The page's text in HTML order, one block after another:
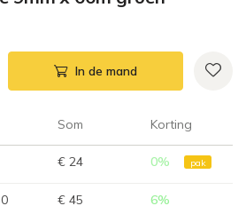
In de mand
Som Korting
€ 24 0% pak
€ 45 6%